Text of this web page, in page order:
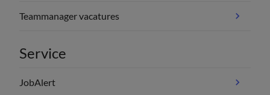
Teammanager vacatures
Service
JobAlert